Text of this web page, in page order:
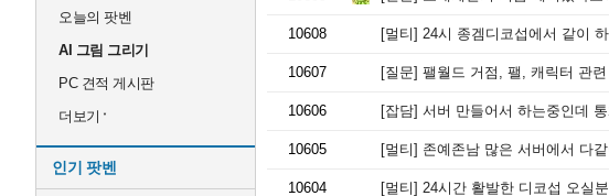
오늘의 팟벤
AI 그림 그리기
PC 견적 게시판
더보기
인기 팟벤
10608 [멀티] 24시 종겜디코섭에서 같이
10607 [질문] 팰월드 거점, 팰, 캐릭터 관
10606 [잡담] 서버 만들어서 하는중인데 통
10605 [멀티] 존예존남 많은 서버에서 다
10604 [멀티] 24시간 활발한 디코섭 오실